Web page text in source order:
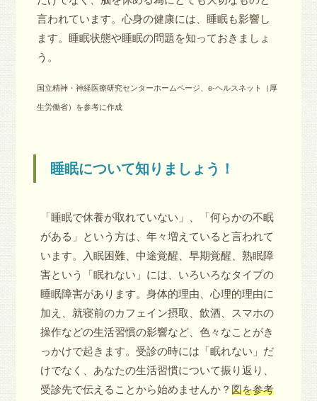
言われています。心身の健康には、睡眠も影響し
ます。睡眠状態や睡眠の問題を知っておきましょ
う。
国立精神・神経医療研究センターホームページ、e-ヘルスネット（厚
生労働省）を参考に作成
睡眠について知りましょう！
「睡眠で休養が取れていない」、「何らかの不眠
がある」という方は、年々増えていると言われて
います。入眠困難、中途覚醒、早期覚醒、熟眠障
害という「眠れない」には、いろいろなタイプの
睡眠障害があります。身体的理由、心理的理由に
加え、就寝前のカフェイン摂取、飲酒、スマホの
操作などの生活習慣の影響など、色々なことがき
っかけで起きます。受診の時には「眠れない」だ
けでなく、あなたの生活習慣について振り返り、
受診先で伝えることから始めませんか？図を参考